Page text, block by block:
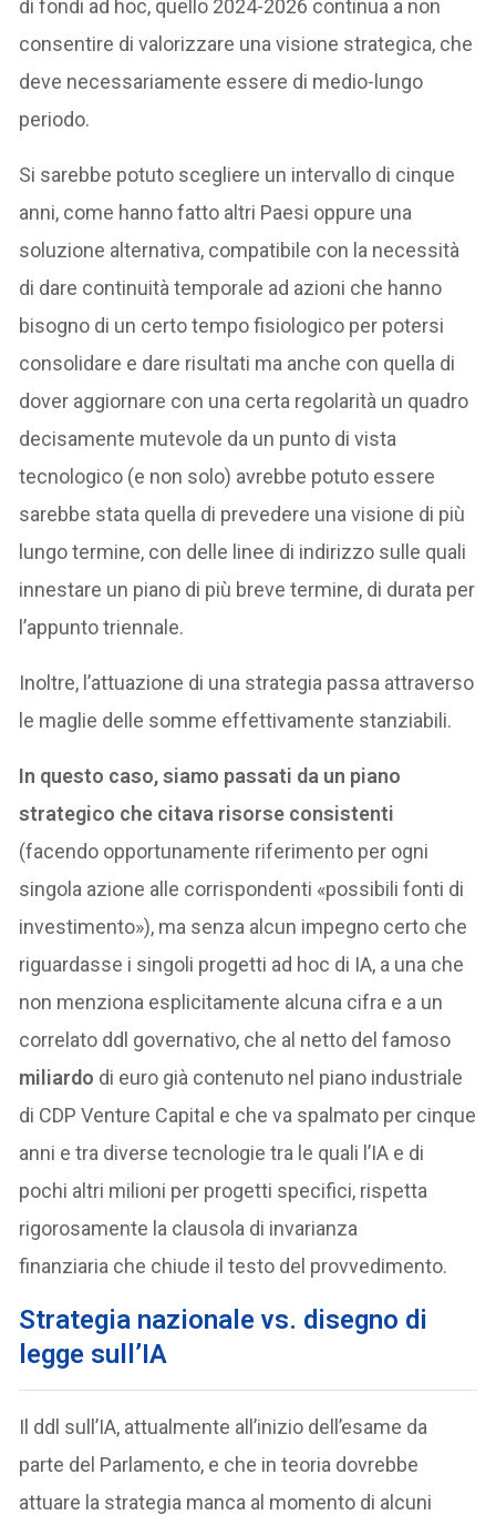
di fondi ad hoc, quello 2024-2026 continua a non
consentire di valorizzare una visione strategica, che
deve necessariamente essere di medio-lungo
periodo.
Si sarebbe potuto scegliere un intervallo di cinque
anni, come hanno fatto altri Paesi oppure una
soluzione alternativa, compatibile con la necessità
di dare continuità temporale ad azioni che hanno
bisogno di un certo tempo fisiologico per potersi
consolidare e dare risultati ma anche con quella di
dover aggiornare con una certa regolarità un quadro
decisamente mutevole da un punto di vista
tecnologico (e non solo) avrebbe potuto essere
sarebbe stata quella di prevedere una visione di più
lungo termine, con delle linee di indirizzo sulle quali
innestare un piano di più breve termine, di durata per
l’appunto triennale.
Inoltre, l’attuazione di una strategia passa attraverso
le maglie delle somme effettivamente stanziabili.
In questo caso, siamo passati da un piano
strategico che citava risorse consistenti
(facendo opportunamente riferimento per ogni
singola azione alle corrispondenti «possibili fonti di
investimento»), ma senza alcun impegno certo che
riguardasse i singoli progetti ad hoc di IA, a una che
non menziona esplicitamente alcuna cifra e a un
correlato ddl governativo, che al netto del famoso
miliardo di euro già contenuto nel piano industriale
di CDP Venture Capital e che va spalmato per cinque
anni e tra diverse tecnologie tra le quali l’IA e di
pochi altri milioni per progetti specifici, rispetta
rigorosamente la clausola di invarianza
finanziaria che chiude il testo del provvedimento.
Strategia nazionale vs. disegno di
legge sull’IA
Il ddl sull’IA, attualmente all’inizio dell’esame da
parte del Parlamento, e che in teoria dovrebbe
attuare la strategia manca al momento di alcuni